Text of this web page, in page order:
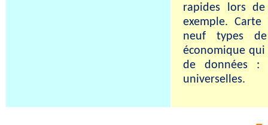
rapides lors
exemple.
neuf types
économique
de données :
universelles.